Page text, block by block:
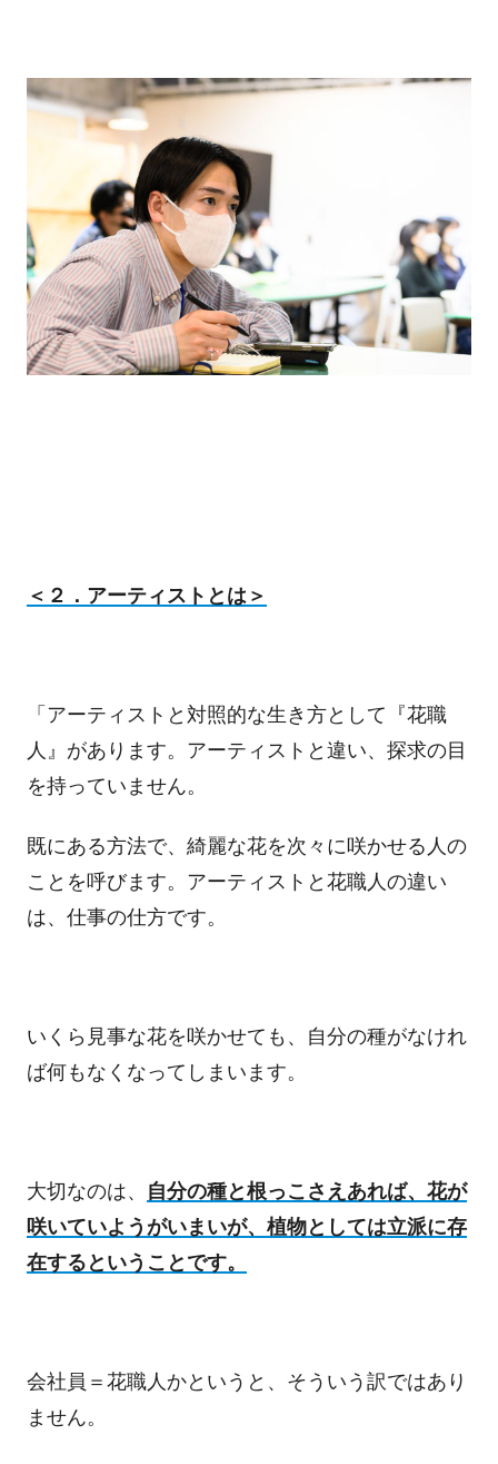
＜２．アーティストとは＞
「アーティストと対照的な生き方として『花職
人』があります。アーティストと違い、探求の目
を持っていません。
既にある方法で、綺麗な花を次々に咲かせる人の
ことを呼びます。アーティストと花職人の違い
は、仕事の仕方です。
いくら見事な花を咲かせても、自分の種がなけれ
ば何もなくなってしまいます。
大切なのは、
自分の種と根っこさえあれば、花が
咲いていようがいまいが、植物としては立派に存
在するということです。
会社員＝花職人かというと、そういう訳ではあり
ません。